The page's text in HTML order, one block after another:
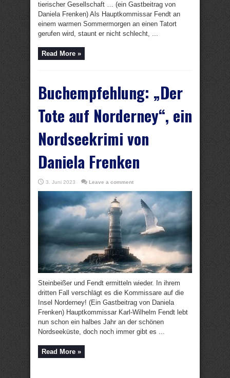
tierischer Gesellschaft … (ein Gastbeitrag von
Daniela Frenken) Als Hauptkommissar Fendt an
einem warmen Sommermorgen an einen Tatort
gerufen wird, staunt er nicht schlecht, ...
Read More »
Buchempfehlung: „Der
Tote auf Norderney“, ein
Nordseekrimi von
Daniela Frenken
3. Juni 2023 Leave a comment
Steinbeißer und Fendt ermitteln wieder. In ihrem
dritten Fall verschlägt es die Kommissare auf die
Insel Norderney! (Ein Gastbeitrag von Daniela
Frenken) Hauptkommissar Karl-Wilhelm Fendt lebt
nun schon ein halbes Jahr an der schönen
Nordseeküste, doch noch immer gibt es ...
Read More »